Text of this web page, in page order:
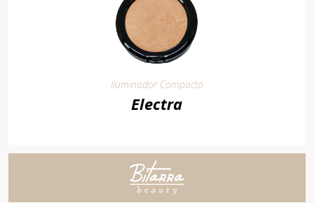
Iluminador Compacto
Electra